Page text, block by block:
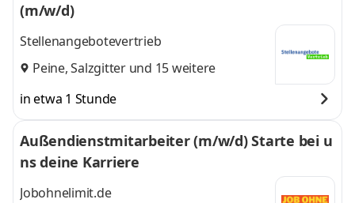
(m/w/d)
Stellenangebotevertrieb
Peine,Salzgitterund 15 weitere
in etwa 1 Stunde
Außendienstmitarbeiter (m/w/d) Starte bei u
ns deine Karriere
Jobohnelimit.de